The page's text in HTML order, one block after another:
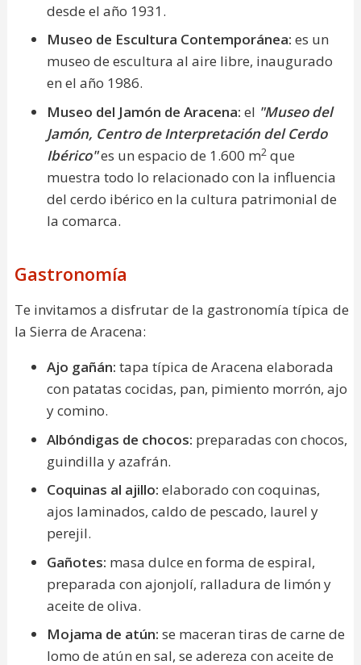
desde el año 1931.
Museo de Escultura Contemporánea: es un
museo de escultura al aire libre, inaugurado
en el año 1986.
Museo del Jamón de Aracena: el "Museo del
Jamón, Centro de Interpretación del Cerdo
Ibérico"es un espacio de 1.600 m2que
muestra todo lo relacionado con la influencia
del cerdo ibérico en la cultura patrimonial de
la comarca.
Gastronomía
Te invitamos a disfrutar de la gastronomía típica de
la Sierra de Aracena:
Ajo gañán: tapa típica de Aracena elaborada
con patatas cocidas, pan, pimiento morrón, ajo
y comino.
Albóndigas de chocos: preparadas con chocos,
guindilla y azafrán.
Coquinas al ajillo: elaborado con coquinas,
ajos laminados, caldo de pescado, laurel y
perejil.
Gañotes: masa dulce en forma de espiral,
preparada con ajonjolí, ralladura de limón y
aceite de oliva.
Mojama de atún: se maceran tiras de carne de
lomo de atún en sal, se adereza con aceite de